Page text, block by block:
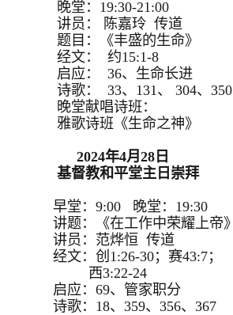
晚堂：19:30-21:00
讲员： 陈嘉玲 传道
题目：《丰盛的生命》
经文： 约15:1-8
启应： 36、生命长进
诗歌： 33、131、 304、350
晚堂献唱诗班：
雅歌诗班《生命之神》
2024年4月28日
基督教和平堂主日崇拜
早堂：9:00 晚堂：19:30
讲题：《在工作中荣耀上帝》
讲员：范烨恒 传道
经文：创1:26-30；赛43:7；
西3:22-24
启应：69、管家职分
诗歌：18、359、356、367